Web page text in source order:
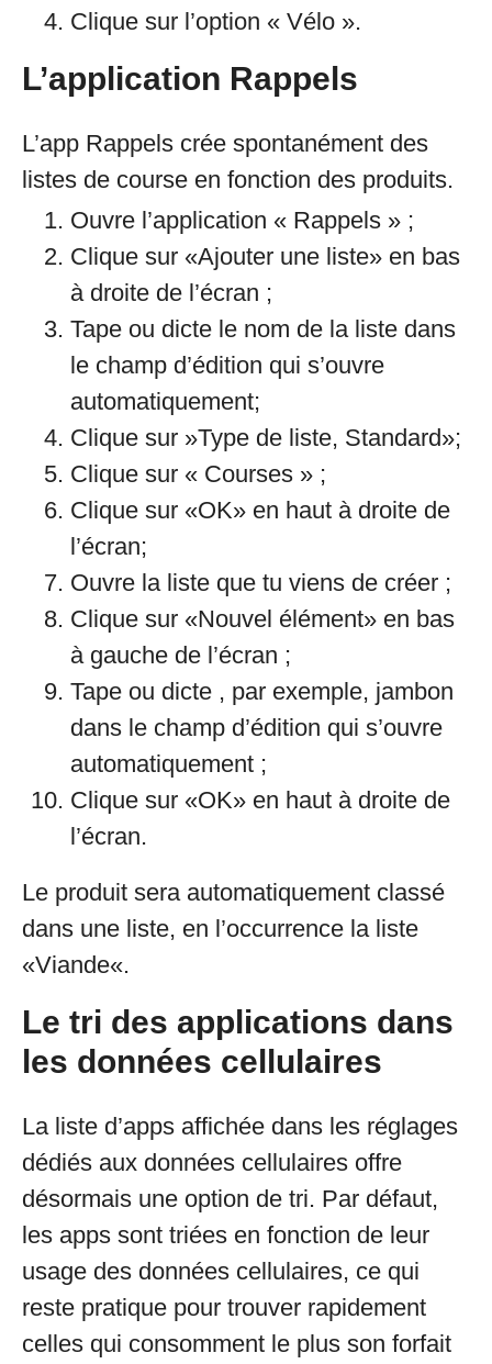
Clique sur l’option « Vélo ».
L’application Rappels
L’app Rappels crée spontanément des
listes de course en fonction des produits.
Ouvre l’application « Rappels » ;
Clique sur «Ajouter une liste» en bas
à droite de l’écran ;
Tape ou dicte le nom de la liste dans
le champ d’édition qui s’ouvre
automatiquement;
Clique sur »Type de liste, Standard»;
Clique sur « Courses » ;
Clique sur «OK» en haut à droite de
l’écran;
Ouvre la liste que tu viens de créer ;
Clique sur «Nouvel élément» en bas
à gauche de l’écran ;
Tape ou dicte , par exemple, jambon
dans le champ d’édition qui s’ouvre
automatiquement ;
Clique sur «OK» en haut à droite de
l’écran.
Le produit sera automatiquement classé
dans une liste, en l’occurrence la liste
«Viande«.
Le tri des applications dans
les données cellulaires
La liste d’apps affichée dans les réglages
dédiés aux données cellulaires offre
désormais une option de tri. Par défaut,
les apps sont triées en fonction de leur
usage des données cellulaires, ce qui
reste pratique pour trouver rapidement
celles qui consomment le plus son forfait